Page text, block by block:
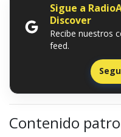
Sigue a
Discover
Recibe nuestros
feed.
Contenido